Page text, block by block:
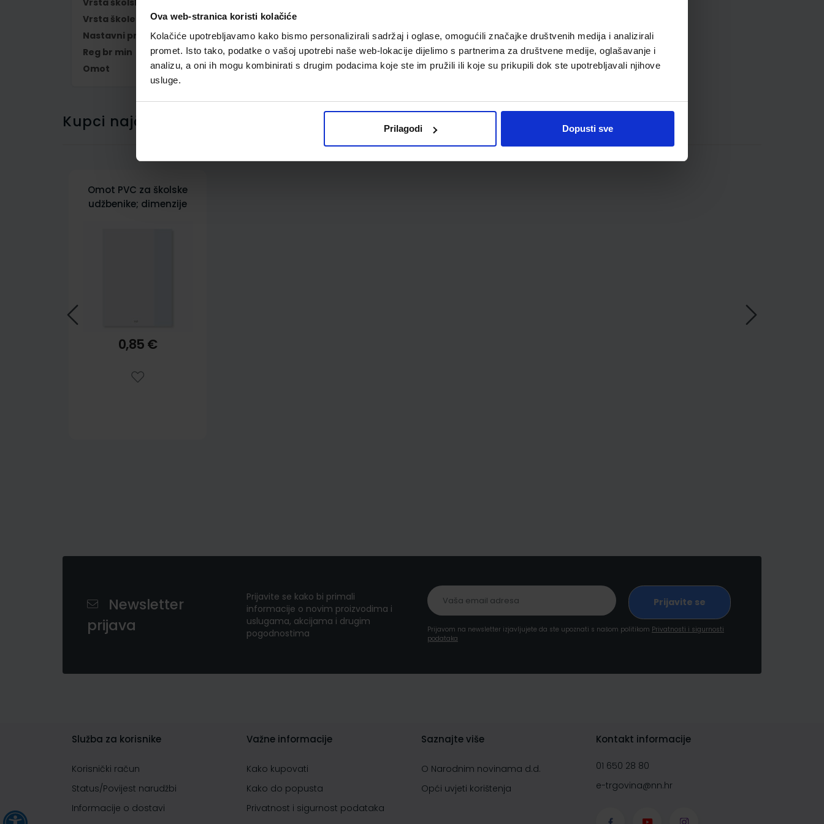
Ova web-stranica koristi kolačiće
Kolačiće upotrebljavamo kako bismo personalizirali sadržaj i oglase, omogućili značajke društvenih medija i analizirali
promet. Isto tako, podatke o vašoj upotrebi naše web-lokacije dijelimo s partnerima za društvene medije, oglašavanje i
analizu, a oni ih mogu kombinirati s drugim podacima koje ste im pružili ili koje su prikupili dok ste upotrebljavali njihove
usluge.
Prilagodi Dopusti sve
Vrsta školske knjige
Vrsta škole
1 OSNOVNA
Nastavni predmet
HRVATSKI JEZIK
Reg br min
6055;6056
Omot
500157
Kupci najčešće biraju..
Omot PVC za školske
udžbenike; dimenzije
0,85 €
Newsletter
prijava
Prijavite se kako bi primali
informacije o novim proizvodima i
uslugama, akcijama i drugim
pogodnostima
Prijavom na newsletter izjavljujete da ste upoznati s našom politikom Privatnosti i sigurnosti
podataka
Služba za korisnike
Korisnički račun
Status/Povijest narudžbi
Informacije o dostavi
Važne informacije
Kako kupovati
Kako do popusta
Privatnost i sigurnost podataka
Saznajte više
O Narodnim novinama d.d.
Opći uvjeti korištenja
Kontakt informacije
01 650 28 80
e-trgovina@nn.hr